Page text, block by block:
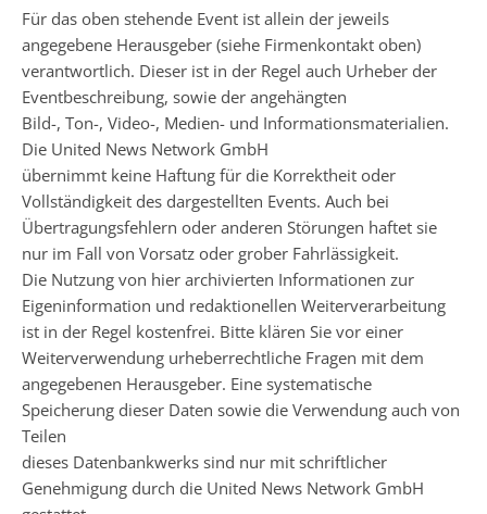
Für das oben stehende Event ist allein der jeweils
angegebene Herausgeber (siehe Firmenkontakt oben)
verantwortlich. Dieser ist in der Regel auch Urheber der
Eventbeschreibung, sowie der angehängten
Bild-, Ton-, Video-, Medien- und Informationsmaterialien.
Die United News Network GmbH
übernimmt keine Haftung für die Korrektheit oder
Vollständigkeit des dargestellten Events. Auch bei
Übertragungsfehlern oder anderen Störungen haftet sie
nur im Fall von Vorsatz oder grober Fahrlässigkeit.
Die Nutzung von hier archivierten Informationen zur
Eigeninformation und redaktionellen Weiterverarbeitung
ist in der Regel kostenfrei. Bitte klären Sie vor einer
Weiterverwendung urheberrechtliche Fragen mit dem
angegebenen Herausgeber. Eine systematische
Speicherung dieser Daten sowie die Verwendung auch von
Teilen
dieses Datenbankwerks sind nur mit schriftlicher
Genehmigung durch die United News Network GmbH